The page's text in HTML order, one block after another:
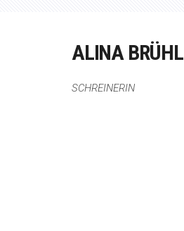
ALINA BRÜHL
SCHREINERIN